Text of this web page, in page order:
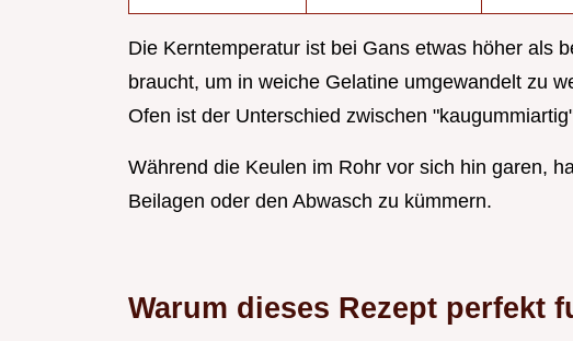
Die Kerntemperatur ist bei Gans etwas höher als
braucht, um in weiche Gelatine umgewandelt zu
Ofen ist der Unterschied zwischen
Während die Keulen im Rohr vor sich hin garen,
Beilagen oder den Abwasch zu kümmern.
Warum dieses Rezept perfekt